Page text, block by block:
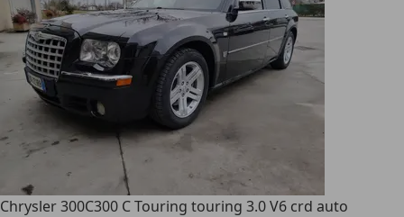
Chrysler 300C300 C Touring touring 3.0 V6 crd auto